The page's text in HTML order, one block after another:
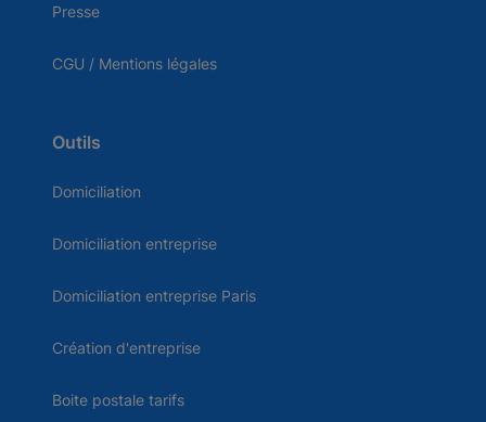
Presse
CGU / Mentions légales
Outils
Domiciliation
Domiciliation entreprise
Domiciliation entreprise Paris
Création d'entreprise
Boite postale tarifs